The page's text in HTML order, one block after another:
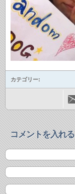
カテゴリー:
コメントを入れる